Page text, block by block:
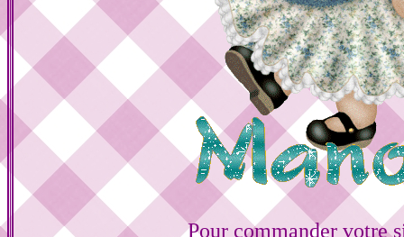
Pour commander votre